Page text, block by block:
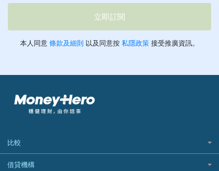
比較
私人貸款比較
借貸機構